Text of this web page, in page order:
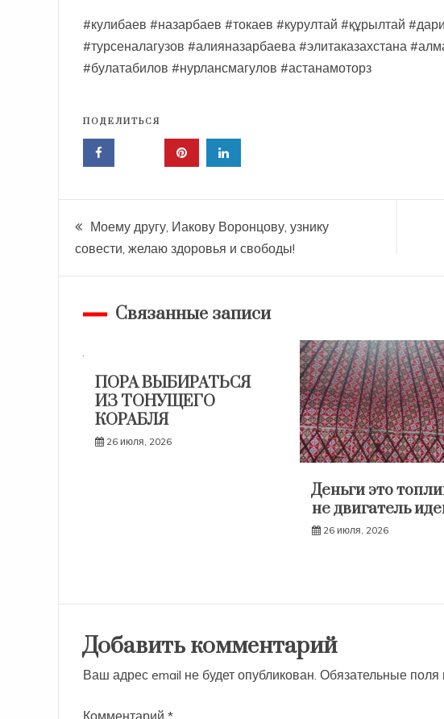
#кулибаев #назарбаев #токаев #курултай #құрылтай
#турсеналагузов #алияназарбаева #элитаказахстана
#булатабилов #нурлансмагулов #астанамоторз
ПОДЕЛИТЬСЯ
Навигация
по
записям
Моему другу, Иакову Воронцову, узнику
совести, желаю здоровья и свободы!
Связанные записи
ПОРА ВЫБИРАТЬСЯ
ИЗ ТОНУЩЕГО
КОРАБЛЯ
26 июля, 2026
Деньги это
не двигатель
26 июля, 2026
Добавить комментарий
Ваш адрес email не будет опубликован. Обязательные
Комментарий *